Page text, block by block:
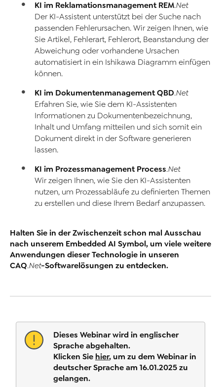
KI im Reklamationsmanagement REM.Net
Der KI-Assistent unterstützt bei der Suche nach
passenden Fehlerursachen. Wir zeigen Ihnen, wie
Sie Artikel, Fehlerart, Fehlerort, Beanstandung der
Abweichung oder vorhandene Ursachen
automatisiert in ein Ishikawa Diagramm einfügen
können.
KI im DokumentenmanagementQBD.Net
Erfahren Sie, wie Sie dem KI-Assistenten
Informationen zu Dokumentenbezeichnung,
Inhalt und Umfang mitteilen und sich somit ein
Dokument direkt in der Software generieren
lassen.
KI im Prozessmanagement Process.Net
Wir zeigen Ihnen, wie Sie den KI-Assistenten
nutzen, um Prozessabläufe zu definierten Themen
zu erstellen und diese Ihrem Bedarf anzupassen.
Halten Sie in der Zwischenzeit schon mal Ausschau
nach unserem Embedded AI Symbol, um viele weitere
Anwendungen dieser Technologie in unseren
CAQ.Net-Softwarelösungen zu entdecken.
Dieses Webinar wird in englischer
Sprache abgehalten.
Klicken Sie hier, um zu dem Webinar in
deutscher Sprache am 16.01.2025 zu
gelangen.